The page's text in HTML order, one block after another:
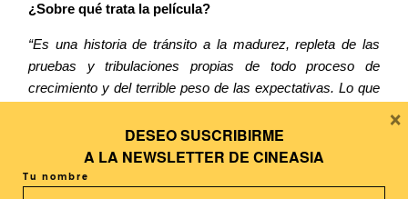
¿Sobre qué trata la película?
“Es una historia de tránsito a la madurez, repleta de las
pruebas y tribulaciones propias de todo proceso de
crecimiento y del terrible peso de las expectativas. Lo que
que esta historia de maduración no trata sólo sobre un
muchacho, sino también sobre su país, con el que
comparte fecha de nacimiento, una fecha clave en la
DESEO SUSCRIBIRME
A LA NEWSLETTER DE CINEASIA
Tu nombre
×